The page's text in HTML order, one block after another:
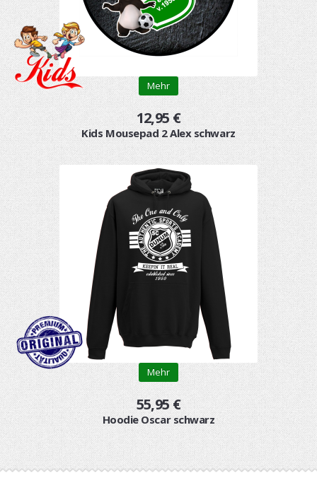
Mehr
12,95 €
Kids Mousepad 2 Alex schwarz
Mehr
55,95 €
Hoodie Oscar schwarz